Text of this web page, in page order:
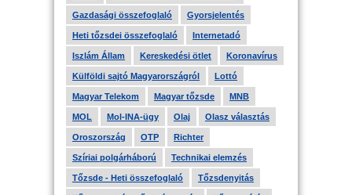
Gazdasági összefoglaló Gyorsjelentés
Heti tőzsdei összefoglaló Internetadó
Iszlám Állam Kereskedési ötlet Koronavírus
Külföldi sajtó Magyarországról Lottó
Magyar Telekom Magyar tőzsde MNB
MOL Mol-INA-ügy Olaj Olasz választás
Oroszország OTP Richter
Szíriai polgárháború Technikai elemzés
Tőzsde - Heti összefoglaló Tőzsdenyitás